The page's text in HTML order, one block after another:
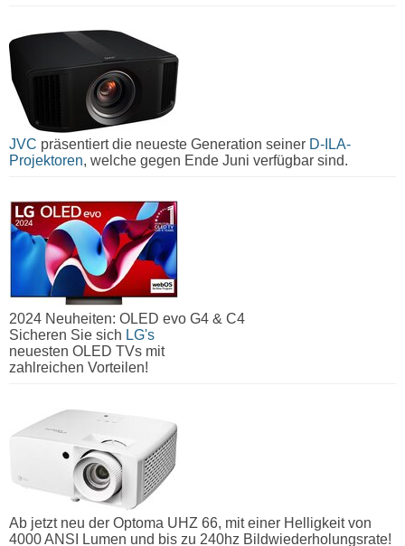
JVC präsentiert die neueste Generation seiner D-ILA-
Projektoren, welche gegen Ende Juni verfügbar sind.
2024 Neuheiten: OLED evo G4 & C4
Sicheren Sie sich LG's
neuesten OLED TVs mit
zahlreichen Vorteilen!
Ab jetzt neu der Optoma UHZ 66, mit einer Helligkeit von
4000 ANSI Lumen und bis zu 240hz Bildwiederholungsrate!